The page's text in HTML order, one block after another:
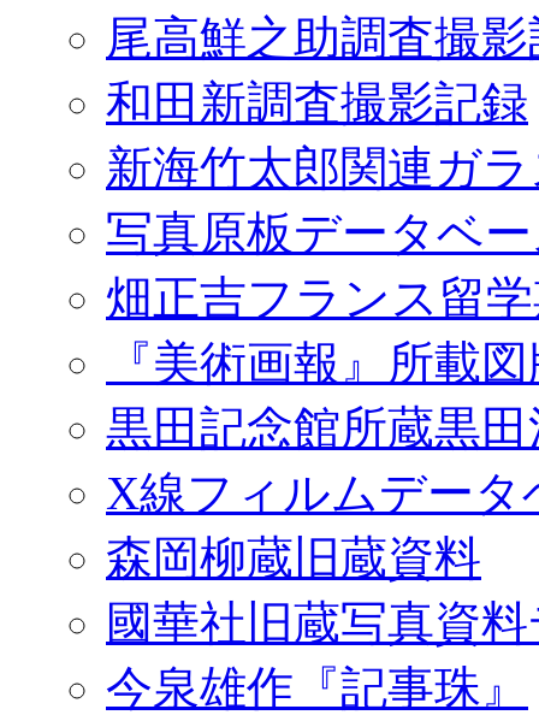
尾高鮮之助調査撮
和田新調査撮影記録
新海竹太郎関連ガ
写真原板データベ
畑正吉フランス留
『美術画報』所載
黒田記念館所蔵黒
X線フィルムデータ
森岡柳蔵旧蔵資料
國華社旧蔵写真資
今泉雄作『記事珠』